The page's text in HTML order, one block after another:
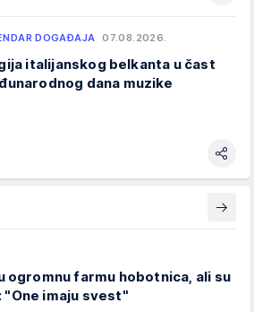
DOGAĐAJA 07.08.2026.
italijanskog belkanta u čast
dana muzike
ogromnu farmu hobotnica, ali su
imaju svest"